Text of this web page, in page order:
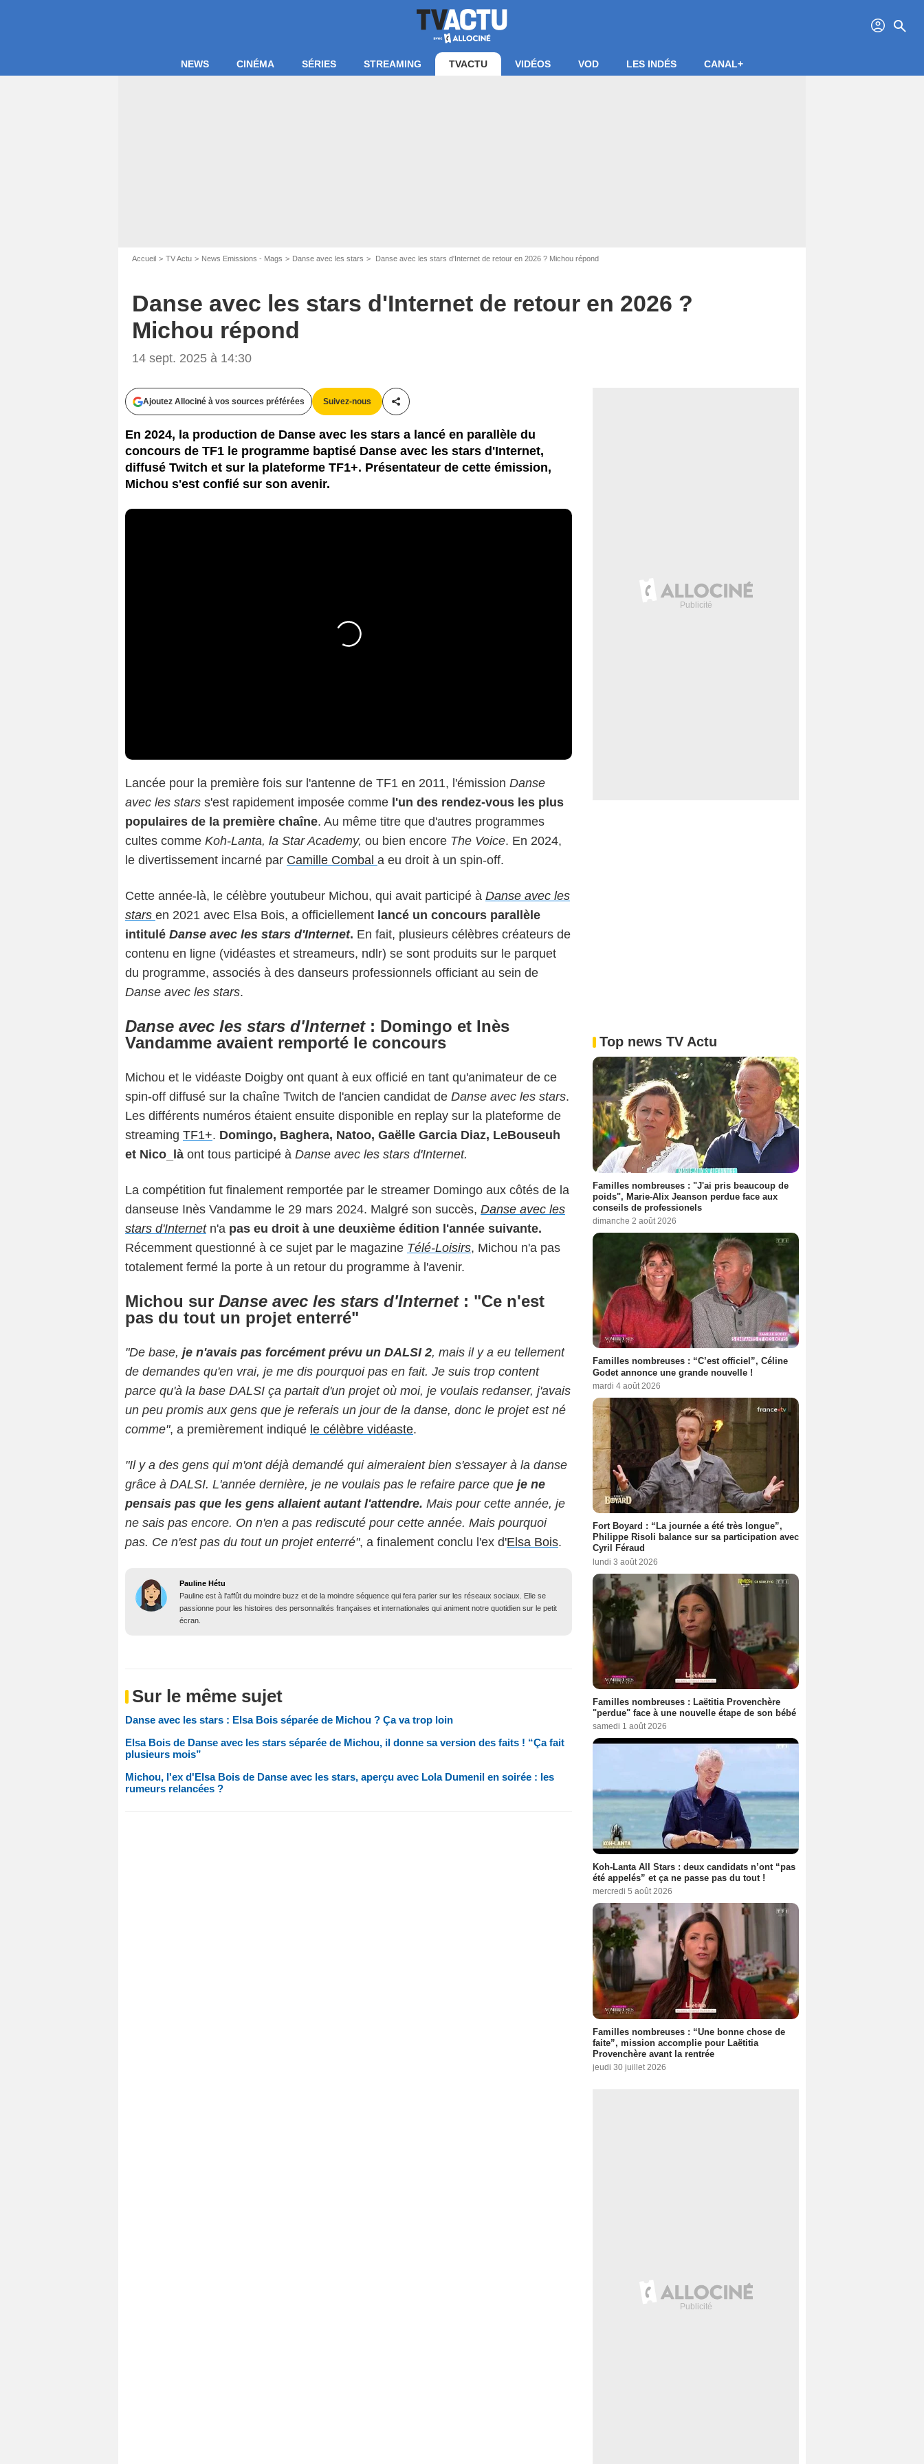
profil search
NEWS CINÉMA SÉRIES STREAMING TVACTU VIDÉOS VOD LES INDÉS CANAL+
Accueil TV Actu News Emissions - Mags Danse avec les stars Danse avec les stars d'Internet de retour en 2026 ? Michou répond
Danse avec les stars d'Internet de retour en 2026 ?
Michou répond
14 sept. 2025 à 14:30
Ajoutez Allociné à vos sources préférées Suivez-nous
Partager cet article
En 2024, la production de Danse avec les stars a lancé en parallèle du
concours de TF1 le programme baptisé Danse avec les stars d'Internet,
diffusé Twitch et sur la plateforme TF1+. Présentateur de cette émission,
Michou s'est confié sur son avenir.
Lancée pour la première fois sur l'antenne de TF1 en 2011, l'émission Danse
avec les stars s'est rapidement imposée comme l'un des rendez-vous les plus
populaires de la première chaîne. Au même titre que d'autres programmes
cultes comme Koh-Lanta, la Star Academy, ou bien encore The Voice. En 2024,
le divertissement incarné par Camille Combal a eu droit à un spin-off.
Cette année-là, le célèbre youtubeur Michou, qui avait participé à Danse avec les
stars en 2021 avec Elsa Bois, a officiellement lancé un concours parallèle
intitulé Danse avec les stars d'Internet. En fait, plusieurs célèbres créateurs de
contenu en ligne (vidéastes et streameurs, ndlr) se sont produits sur le parquet
du programme, associés à des danseurs professionnels officiant au sein de
Danse avec les stars.
Danse avec les stars d'Internet : Domingo et Inès
Vandamme avaient remporté le concours
Michou et le vidéaste Doigby ont quant à eux officié en tant qu'animateur de ce
spin-off diffusé sur la chaîne Twitch de l'ancien candidat de Danse avec les stars.
Les différents numéros étaient ensuite disponible en replay sur la plateforme de
streaming TF1+. Domingo, Baghera, Natoo, Gaëlle Garcia Diaz, LeBouseuh
et Nico_là ont tous participé à Danse avec les stars d'Internet.
La compétition fut finalement remportée par le streamer Domingo aux côtés de la
danseuse Inès Vandamme le 29 mars 2024. Malgré son succès, Danse avec les
stars d'Internetn'a pas eu droit à une deuxième édition l'année suivante.
Récemment questionné à ce sujet par le magazine Télé-Loisirs, Michou n'a pas
totalement fermé la porte à un retour du programme à l'avenir.
Michou sur Danse avec les stars d'Internet: "Ce n'est
pas du tout un projet enterré"
"De base, je n'avais pas forcément prévu un DALSI 2, mais il y a eu tellement
de demandes qu'en vrai, je me dis pourquoi pas en fait. Je suis trop content
parce qu'à la base DALSI ça partait d'un projet où moi, je voulais redanser, j'avais
un peu promis aux gens que je referais un jour de la danse, donc le projet est né
comme", a premièrement indiqué le célèbre vidéaste.
"Il y a des gens qui m'ont déjà demandé qui aimeraient bien s'essayer à la danse
grâce à DALSI. L'année dernière, je ne voulais pas le refaire parce que je ne
pensais pas que les gens allaient autant l'attendre. Mais pour cette année, je
ne sais pas encore. On n'en a pas rediscuté pour cette année. Mais pourquoi
pas. Ce n'est pas du tout un projet enterré", a finalement conclu l'ex d'Elsa Bois.
Pauline Hétu
Pauline est à l'affût du moindre buzz et de la moindre séquence qui fera parler sur les réseaux sociaux. Elle se
passionne pour les histoires des personnalités françaises et internationales qui animent notre quotidien sur le petit
écran.
Sur le même sujet
Danse avec les stars : Elsa Bois séparée de Michou ? Ça va trop loin
Elsa Bois de Danse avec les stars séparée de Michou, il donne sa version des faits ! “Ça fait
plusieurs mois”
Michou, l'ex d'Elsa Bois de Danse avec les stars, aperçu avec Lola Dumenil en soirée : les
rumeurs relancées ?
Top news TV Actu
Familles nombreuses : "J'ai pris beaucoup de
poids", Marie-Alix Jeanson perdue face aux
conseils de professionels
dimanche 2 août 2026
Familles nombreuses : “C’est officiel”, Céline
Godet annonce une grande nouvelle !
mardi 4 août 2026
Fort Boyard : “La journée a été très longue”,
Philippe Risoli balance sur sa participation avec
Cyril Féraud
lundi 3 août 2026
Familles nombreuses : Laëtitia Provenchère
"perdue" face à une nouvelle étape de son bébé
samedi 1 août 2026
Koh-Lanta All Stars : deux candidats n’ont “pas
été appelés” et ça ne passe pas du tout !
mercredi 5 août 2026
Familles nombreuses : “Une bonne chose de
faite”, mission accomplie pour Laëtitia
Provenchère avant la rentrée
jeudi 30 juillet 2026